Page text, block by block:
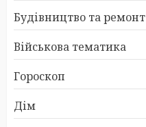
Будівництво та ремонт
Військова тематика
Гороскоп
Дім